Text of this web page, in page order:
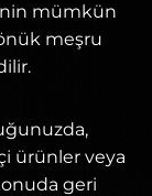
mümkün
meşru
ürünler veya
geri